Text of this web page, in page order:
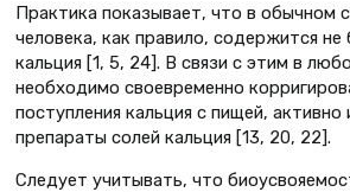
Практика показывает, что в обычном
человека, как правило, содержится
кальция [1, 5, 24]. В связи с этим в
необходимо своевременно
поступления кальция с пищей, активно
препараты солей кальция [13, 20, 22].
Следует учитывать, что